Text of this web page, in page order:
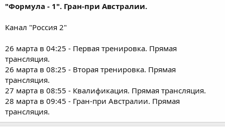
"Формула - 1". Гран-при Австралии.
Канал "Россия 2"
26 марта в 04:25 - Первая тренировка. Прямая
трансляция.
26 марта в 08:25 - Вторая тренировка. Прямая
трансляция.
27 марта в 08:55 - Квалификация. Прямая трансляция.
28 марта в 09:45 - Гран-при Австралии. Прямая
трансляция.